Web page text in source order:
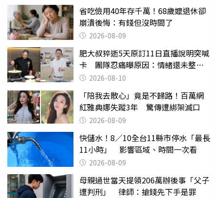
省吃儉用40年存千萬！68歲嬤退休卻
崩潰後悔：有錢但沒時間了
2026-08-09
肥大叔猝逝5天原訂11日直播說明突喊
卡 團隊忍痛曝原因：情緒還未整理
好 2026-08-10
「陪我去散心」竟是不歸路！百萬網
紅雅典娜失蹤3年 驚傳遭綁架滅口
2026-08-09
快儲水！8／10全台11縣市停水「最長
11小時」 影響區域、時間一次看
2026-08-09
母親過世當天提領206萬辦後事「父子
遭判刑」 律師：搶錢先下手是罪